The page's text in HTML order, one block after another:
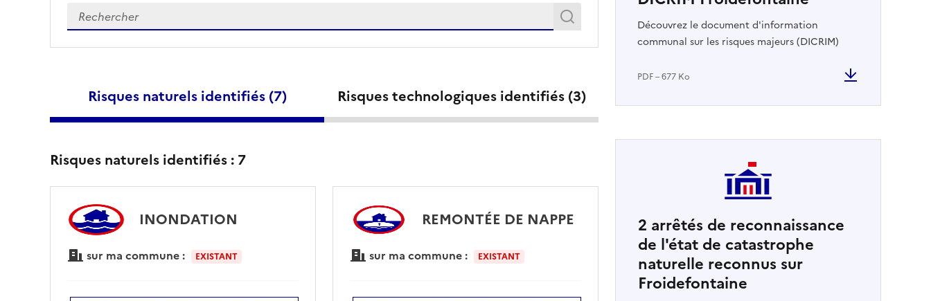
Veuillez renseigner votre adresse exacte
Recherche
Risques naturels identifiés (7) Risques technologiques identifiés (3)
Risques naturels identifiés : 7
INONDATION
sur ma commune : EXISTANT
REMONTÉE DE NAPPE
sur ma commune : EXISTANT
PDF – 677 Ko
Découvrez le document d'information
communal sur les risques majeurs (DICRIM)
2 arrêtés de reconnaissance
de l'état de catastrophe
naturelle reconnus sur
Froidefontaine